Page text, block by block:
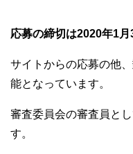
応募の締切は2020年1月
サイトからの応募の他
能となっています。
審査委員会の審査員と
す。